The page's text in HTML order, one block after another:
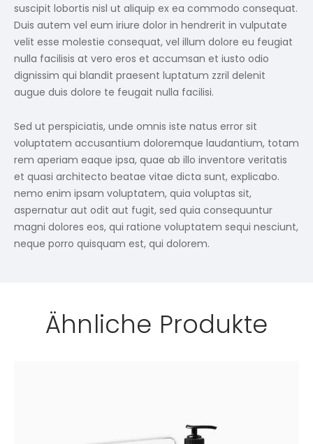
suscipit lobortis nisl ut aliquip ex ea commodo consequat.
Duis autem vel eum iriure dolor in hendrerit in vulputate
velit esse molestie consequat, vel illum dolore eu feugiat
nulla facilisis at vero eros et accumsan et iusto odio
dignissim qui blandit praesent luptatum zzril delenit
augue duis dolore te feugait nulla facilisi.
Sed ut perspiciatis, unde omnis iste natus error sit
voluptatem accusantium doloremque laudantium, totam
rem aperiam eaque ipsa, quae ab illo inventore veritatis
et quasi architecto beatae vitae dicta sunt, explicabo.
nemo enim ipsam voluptatem, quia voluptas sit,
aspernatur aut odit aut fugit, sed quia consequuntur
magni dolores eos, qui ratione voluptatem sequi nesciunt,
neque porro quisquam est, qui dolorem.
Ähnliche Produkte